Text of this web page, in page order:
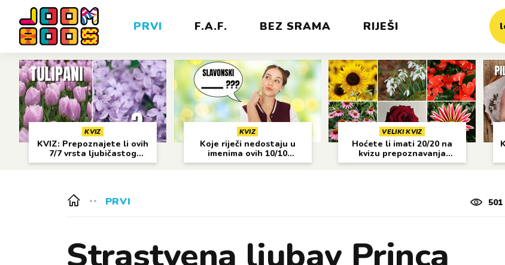
PRVI F.A.F. BEZ SRAMA RIJEŠI
KVIZ
KVIZ: Prepoznajete li ovih
7/7 vrsta ljubičastog
cvijeća?
KVIZ
Koje riječi nedostaju u
imenima ovih 10/10
gradova?
VELIKI KVIZ
Hoćete li imati 20/20 na
kvizu prepoznavanja
cvijeća?
PRVI 501
Strastvena ljubav Princa